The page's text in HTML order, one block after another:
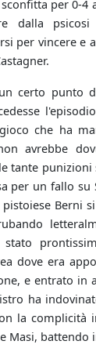
per 0-4
dalla
per vincere e
certo punto
che ha
avrebbe
tante
per un fallo
Berni
dove era
e entrato in
ha
la complicità
Masi, battendo